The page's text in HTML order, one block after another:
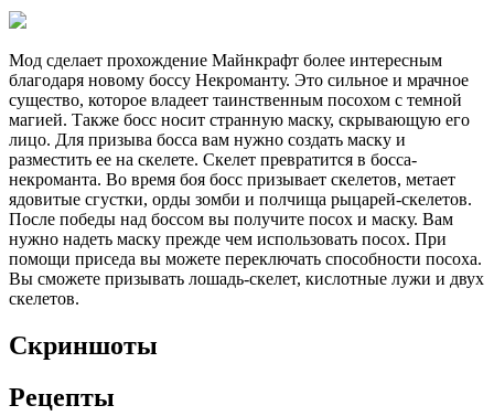
Мод сделает прохождение Майнкрафт более интересным
благодаря новому боссу Некроманту. Это сильное и мрачное
существо, которое владеет таинственным посохом с темной
магией. Также босс носит странную маску, скрывающую его
лицо. Для призыва босса вам нужно создать маску и
разместить ее на скелете. Скелет превратится в босса-
некроманта. Во время боя босс призывает скелетов, метает
ядовитые сгустки, орды зомби и полчища рыцарей-скелетов.
После победы над боссом вы получите посох и маску. Вам
нужно надеть маску прежде чем использовать посох. При
помощи приседа вы можете переключать способности посоха.
Вы сможете призывать лошадь-скелет, кислотные лужи и двух
скелетов.
Скриншоты
Рецепты